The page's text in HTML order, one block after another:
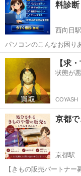
も有ります。販売価格は
料診
西向日駅
パソコンのこんなお困りありませんか？ ☑
が立ち上がらない ☑ フ
い ☑ 修理か買い替えか迷っている その症状、ま
京都 向日市 西向
【求
状態が
COYASH
京都
京都駅
【きもの販売パートナー募集】 当店はリユースきものシ